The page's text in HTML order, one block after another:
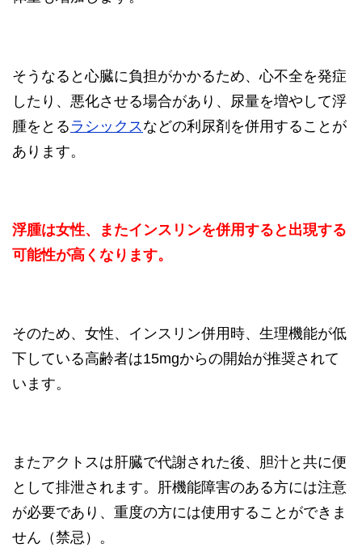
そうなると心臓に負担がかかるため、心不全を発症
したり、悪化させる場合があり、尿量を増やして浮
腫をとる ラシックス などの利尿剤を併用することが
あります。
浮腫は女性、またインスリンを併用すると出現する
可能性が高くなります。
そのため、女性、インスリン併用時、生理機能が低
下している高齢者は15mgからの開始が推奨されて
います。
またアクトスは肝臓で代謝された後、胆汁と共に便
として排泄されます。肝機能障害のある方には注意
が必要であり、重度の方には使用することができま
せん（禁忌）。